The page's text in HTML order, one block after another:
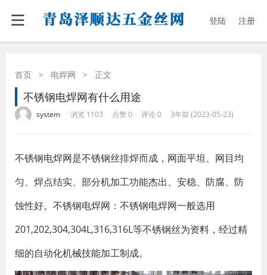
登陆 注册
首页 > 电焊网 > 正文
不锈钢电焊网有什么用途
system 浏览 1103 点赞 0 评论 0 3年前 (2023-05-23)
不锈钢电焊网是不锈钢丝排焊而成，网面平坦、网目均
匀、焊点结实、部分机加工功能杰出、安稳、防腐、防
蚀性好。不锈钢电焊网：不锈钢电焊网一般选用
201,202,304,304L,316,316L等不锈钢丝为资料，经过精
细的自动化机械技能加工制成。